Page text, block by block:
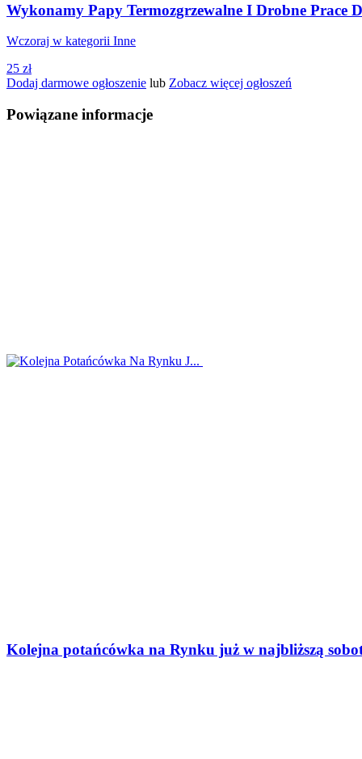
Wykonamy Papy Termozgrzewalne I Drobne Prace
Wczoraj w kategorii Inne
25 zł
Dodaj darmowe ogłoszenie lub Zobacz więcej ogłoszeń
Powiązane informacje
Kolejna potańcówka na Rynku już w najbliższą